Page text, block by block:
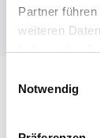
Partner
weiteren
haben oder
Notwendig
Lageplan